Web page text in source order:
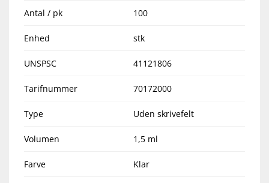
Antal / pk 100
Enhed stk
UNSPSC 41121806
Tarifnummer 70172000
Type Uden skrivefelt
Volumen 1,5 ml
Farve Klar